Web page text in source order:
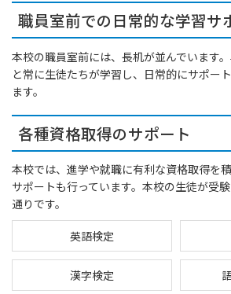
職員室前での日常的な学習サ
本校の職員室前には、長机が並んでいます
と常に生徒たちが学習し、日常的にサポー
ます。
各種資格取得のサポート
本校では、進学や就職に有利な資格取得を
サポートも行っています。本校の生徒が受
通りです。
英語検定
漢字検定